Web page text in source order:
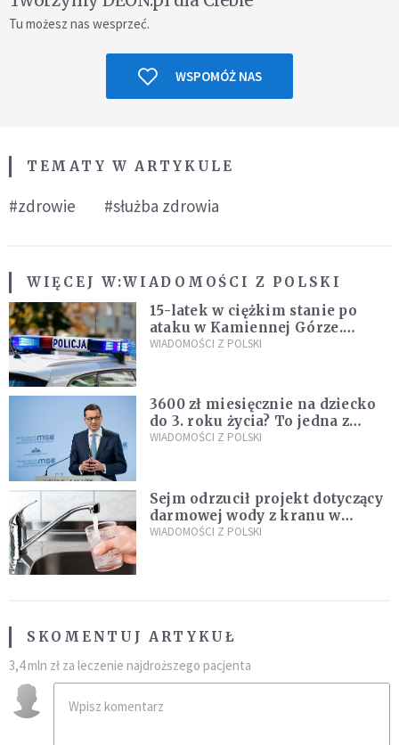
Tu możesz nas wesprzeć.
WSPOMÓŻ NAS
TEMATY W ARTYKULE
#zdrowie #służba zdrowia
WIĘCEJ W:WIADOMOŚCI Z POLSKI
15-latek w ciężkim stanie po
ataku w Kamiennej Górze.
Policja zatrzymała dwóch
WIADOMOŚCI Z POLSKI
3600 zł miesięcznie na dziecko
do 3. roku życia? To jedna z
propozycji programu "Rozwój
WIADOMOŚCI Z POLSKI
Sejm odrzucił projekt dotyczący
darmowej wody z kranu w
restauracjach
WIADOMOŚCI Z POLSKI
SKOMENTUJ ARTYKUŁ
3,4 mln zł za leczenie najdroższego pacjenta